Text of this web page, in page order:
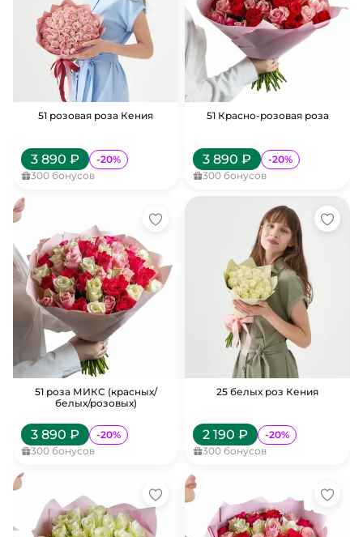
51 розовая роза Кения
3 890 ₽ -20%
300 бонусов
51 Красно-розовая роза
3 890 ₽ -20%
300 бонусов
51 роза МИКС (красных/
белых/розовых)
3 890 ₽ -20%
300 бонусов
25 белых роз Кения
2 190 ₽ -20%
300 бонусов